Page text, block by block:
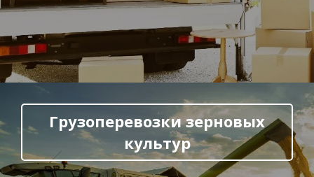
Грузоперевозки зерновых
культур